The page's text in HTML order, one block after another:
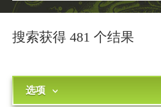
搜索获得 481 个结果
选项